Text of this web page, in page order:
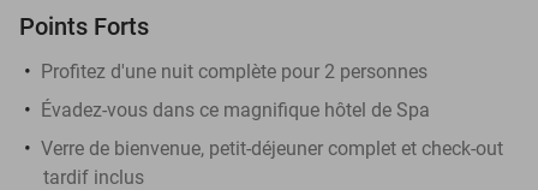
Points Forts
Profitez d'une nuit complète pour 2 personnes
Évadez-vous dans ce magnifique hôtel de Spa
Verre de bienvenue, petit-déjeuner complet et check-out
tardif inclus